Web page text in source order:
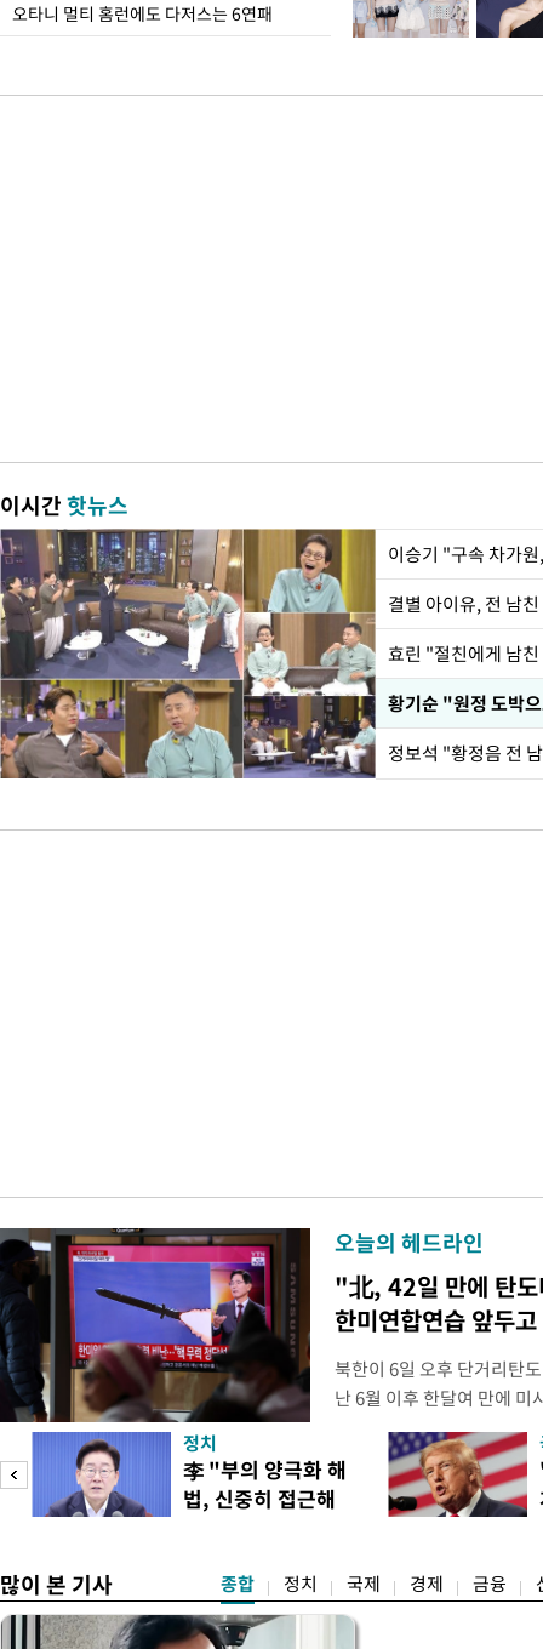
오타니 멀티 홈런에도 다저스는 6연패
이시간핫뉴스
이승기 "구속 차가
결별 아이유, 전 남
효린 "절친에게 남
황기순 "원정 도박
오늘의 헤드라인
"北, 42일 만에 탄도
한미연합연습 앞두
북한이 6일 오후 단거리탄
난 6월 이후 한달여 만에
본부에 따르면 우리 군은
서 동해상으로 발사된 단거
정확한 제원에 대해서는 한
정보당국은 발사 초기부터
정치
李 "부의 양극화 해
법, 신중히 접근해
많이 본 기사 종합 정치 국제 경제 금융